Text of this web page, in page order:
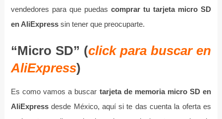
vendedores para que puedas comprar tu tarjeta micro SD
en AliExpresssin tener que preocuparte.
“Micro SD” (click para buscar en
AliExpress)
Es como vamos a buscar tarjeta de memoria micro SD en
AliExpressdesde México, aquí si te das cuenta la oferta es